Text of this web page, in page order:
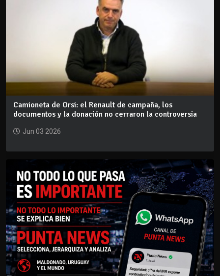
Camioneta de Orsi: el Renault de campaña, los
documentos y la donación no cerraron la controversia
Jun 03 2026